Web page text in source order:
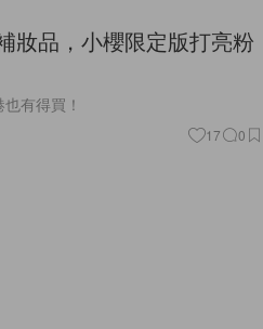
妝品，小櫻限定版打亮粉
有得買！
17 0